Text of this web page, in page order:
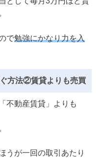
で勉強にかなり力を入
方法②賃貸よりも売買
不動産賃貸」よりも
うが一回の取引あたり